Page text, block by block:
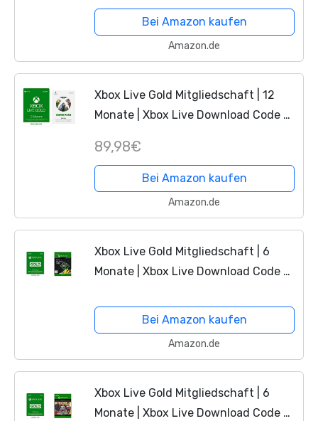
Bei Amazon kaufen
Amazon.de
Xbox Live Gold Mitgliedschaft | 12
Monate | Xbox Live Download Code &
Mitgliedschaft | Xbox One ‚Äì
Download Code
89,98€
Bei Amazon kaufen
Amazon.de
Xbox Live Gold Mitgliedschaft | 6
Monate | Xbox Live Download Code &
Points - Xbox One - Download Code
Bei Amazon kaufen
Amazon.de
Xbox Live Gold Mitgliedschaft | 6
Monate | Xbox Live Download Code &